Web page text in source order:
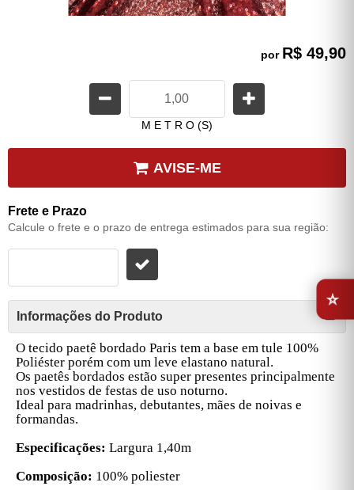
por R$ 49,90
M E T R O (S)
AVISE-ME
Frete e Prazo
Calcule o frete e o prazo de entrega estimados para sua região:
Informações do Produto
O tecido paetê bordado Paris tem a base em tule 100%
Poliéster porém com um leve elastano natural.
Os paetês bordados estão super presentes principalmente
nos vestidos de festas de uso noturno.
Ideal para madrinhas, debutantes, mães de noivas e
formandas.
Especificações: Largura 1,40m
Composição: 100% poliester
⭐